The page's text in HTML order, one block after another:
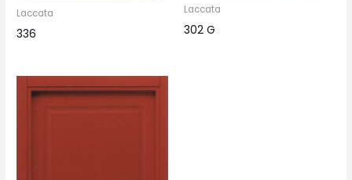
Laccata
336
Laccata
302 G